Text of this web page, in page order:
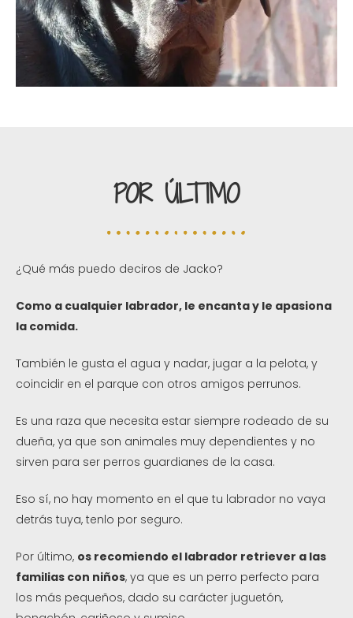
POR ÚLTIMO
¿Qué más puedo deciros de Jacko?
Como a cualquier labrador, le encanta y le apasiona
la comida.
También le gusta el agua y nadar, jugar a la pelota, y
coincidir en el parque con otros amigos perrunos.
Es una raza que necesita estar siempre rodeado de su
dueña, ya que son animales muy dependientes y no
sirven para ser perros guardianes de la casa.
Eso sí, no hay momento en el que tu labrador no vaya
detrás tuya, tenlo por seguro.
Por último, os recomiendo el labrador retriever a las
familias con niños, ya que es un perro perfecto para
los más pequeños, dado su carácter juguetón,